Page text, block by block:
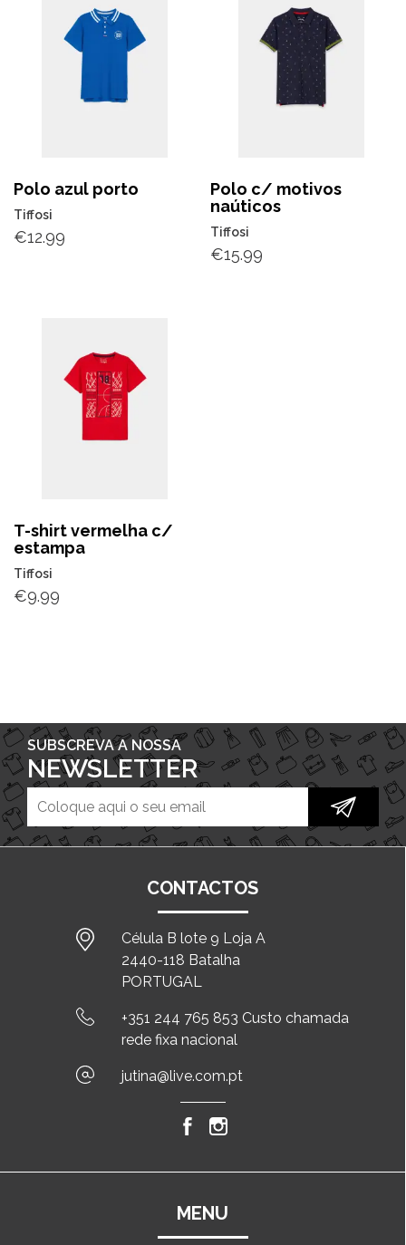
Polo azul porto
Tiffosi
€12.99
Polo c/ motivos
naúticos
Tiffosi
€15.99
T-shirt vermelha c/
estampa
Tiffosi
€9.99
SUBSCREVA A NOSSA
NEWSLETTER
CONTACTOS
Célula B lote 9 Loja A
2440-118 Batalha
PORTUGAL
+351 244 765 853 Custo chamada
rede fixa nacional
jutina@live.com.pt
MENU